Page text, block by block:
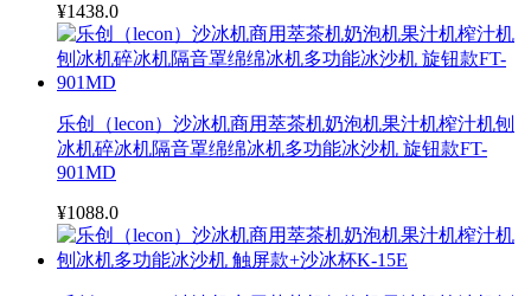
¥1438.0
乐创（lecon）沙冰机商用萃茶机奶泡机果汁机榨汁机刨
冰机碎冰机隔音罩绵绵冰机多功能冰沙机 旋钮款FT-
901MD
¥1088.0